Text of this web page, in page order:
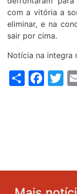
com a vitória a
eliminar, e na
sair por cima.
Notícia na integra
Share